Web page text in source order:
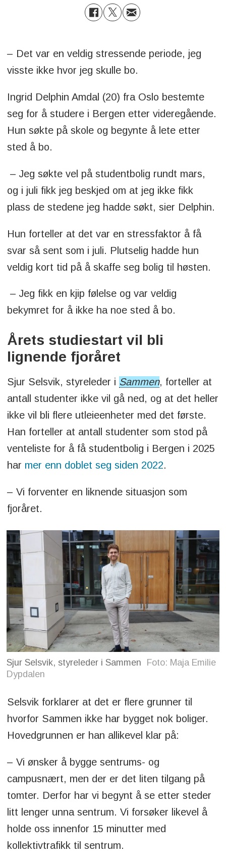
– Det var en veldig stressende periode, jeg
visste ikke hvor jeg skulle bo.
Ingrid Delphin Amdal (20) fra Oslo bestemte
seg for å studere i Bergen etter videregående.
Hun søkte på skole og begynte å lete etter
sted å bo.
– Jeg søkte vel på studentbolig rundt mars,
og i juli fikk jeg beskjed om at jeg ikke fikk
plass de stedene jeg hadde søkt, sier Delphin.
Hun forteller at det var en stressfaktor å få
svar så sent som i juli. Plutselig hadde hun
veldig kort tid på å skaffe seg bolig til høsten.
– Jeg fikk en kjip følelse og var veldig
bekymret for å ikke ha noe sted å bo.
Årets studiestart vil bli
lignende fjoråret
Sjur Selsvik, styreleder i Sammen, forteller at
antall studenter ikke vil gå ned, og at det heller
ikke vil bli flere utleieenheter med det første.
Han forteller at antall studenter som stod på
venteliste for å få studentbolig i Bergen i 2025
har mer enn doblet seg siden 2022.
– Vi forventer en liknende situasjon som
fjoråret.
Sjur Selsvik, styreleder i Sammen
Foto: Maja Emilie
Dypdalen
Selsvik forklarer at det er flere grunner til
hvorfor Sammen ikke har bygget nok boliger.
Hovedgrunnen er han allikevel klar på:
– Vi ønsker å bygge sentrums- og
campusnært, men der er det liten tilgang på
tomter. Derfor har vi begynt å se etter steder
litt lenger unna sentrum. Vi forsøker likevel å
holde oss innenfor 15 minutter med
kollektivtrafikk til sentrum.